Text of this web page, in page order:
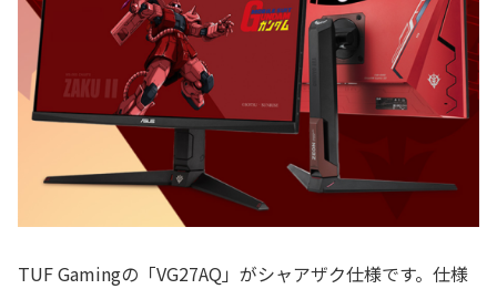
TUF Gamingの「VG27AQ」がシャアザク仕様です。仕様